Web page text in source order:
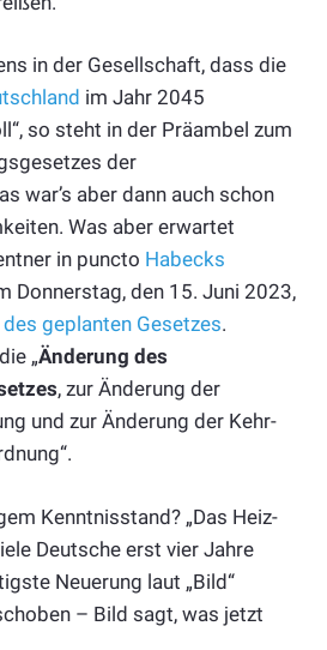
in der Gesellschaft, dass die
im Jahr 2045
so steht in der Präambel zum
der
war’s aber dann auch schon
Was aber erwartet
in puncto Habecks
Donnerstag, den 15. Juni 2023,
geplanten Gesetzes.
„Änderung des
, zur Änderung der
und zur Änderung der Kehr-
Kenntnisstand? „Das Heiz-
Deutsche erst vier Jahre
Neuerung laut „Bild“
– Bild sagt, was jetzt